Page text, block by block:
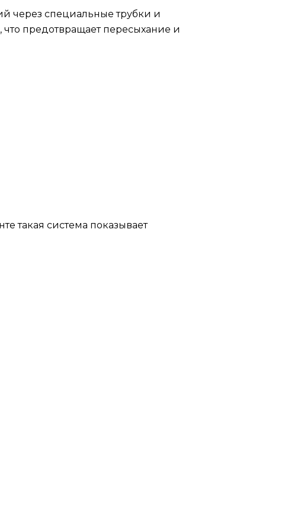
через специальные трубки и
предотвращает пересыхание и
такая система показывает